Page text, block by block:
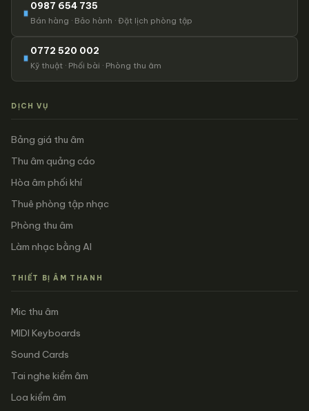
0987 654 735
Bán hàng · Bảo hành · Đặt lịch phòng tập
0772 520 002
Kỹ thuật · Phối bài · Phòng thu âm
DỊCH VỤ
Bảng giá thu âm
Thu âm quảng cáo
Hòa âm phối khí
Thuê phòng tập nhạc
Phòng thu âm
Làm nhạc bằng AI
THIẾT BỊ ÂM THANH
Mic thu âm
MIDI Keyboards
Sound Cards
Tai nghe kiểm âm
Loa kiểm âm